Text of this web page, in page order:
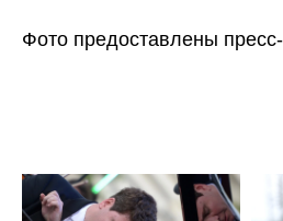
Фото предоставлены